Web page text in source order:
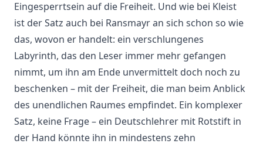
Eingesperrtsein auf die Freiheit. Und wie bei Kleist
ist der Satz auch bei Ransmayr an sich schon so wie
das, wovon er handelt: ein verschlungenes
Labyrinth, das den Leser immer mehr gefangen
nimmt, um ihn am Ende unvermittelt doch noch zu
beschenken – mit der Freiheit, die man beim Anblick
des unendlichen Raumes empfindet. Ein komplexer
Satz, keine Frage – ein Deutschlehrer mit Rotstift in
der Hand könnte ihn in mindestens zehn